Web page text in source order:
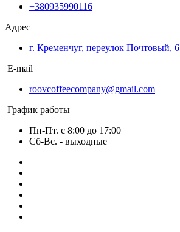
+380935990116
Адрес
г. Кременчуг, переулок Почтовый, 6
E-mail
roovcoffeecompany@gmail.com
График работы
Пн-Пт. с 8:00 до 17:00
Сб-Вс. - выходные